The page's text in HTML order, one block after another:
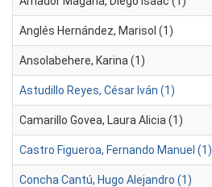
Anglés Hernández, Marisol (1)
Ansolabehere, Karina (1)
Astudillo Reyes, César Iván (1)
Camarillo Govea, Laura Alicia (1)
Castro Figueroa, Fernando Manuel (1)
Concha Cantú, Hugo Alejandro (1)